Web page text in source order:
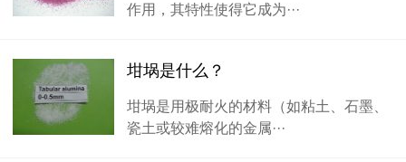
作用，其特性使得它成为···
坩埚是什么？
‌‌坩埚是用极耐火的材料（如粘土、石墨、
瓷土或较难熔化的金属···